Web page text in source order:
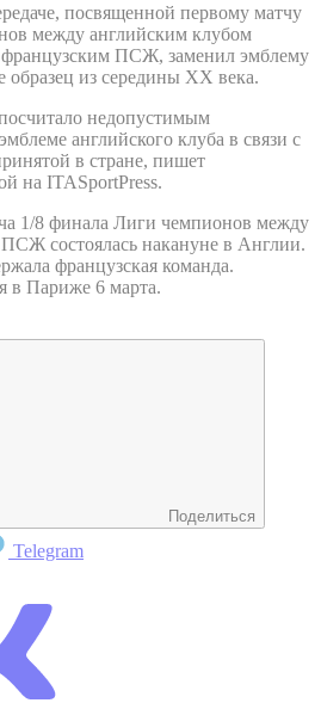
посвященной первому матчу
между английским клубом
ПСЖ, заменил эмблему
образец из середины XX века.
недопустимым
английского клуба в связи с
в стране, пишет
на ITASportPress.
1/8 финала Лиги чемпионов между
состоялась накануне в Англии.
французская команда.
в Париже 6 марта.
Поделиться
Telegram